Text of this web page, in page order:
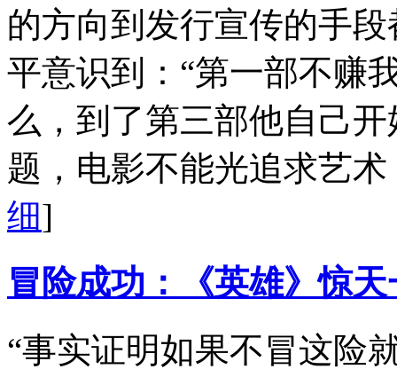
的方向到发行宣传的手
平意识到：“第一部不赚
么，到了第三部他自己
题，电影不能光追求艺
细]
冒险成功：《英雄》惊天
“事实证明如果不冒这险